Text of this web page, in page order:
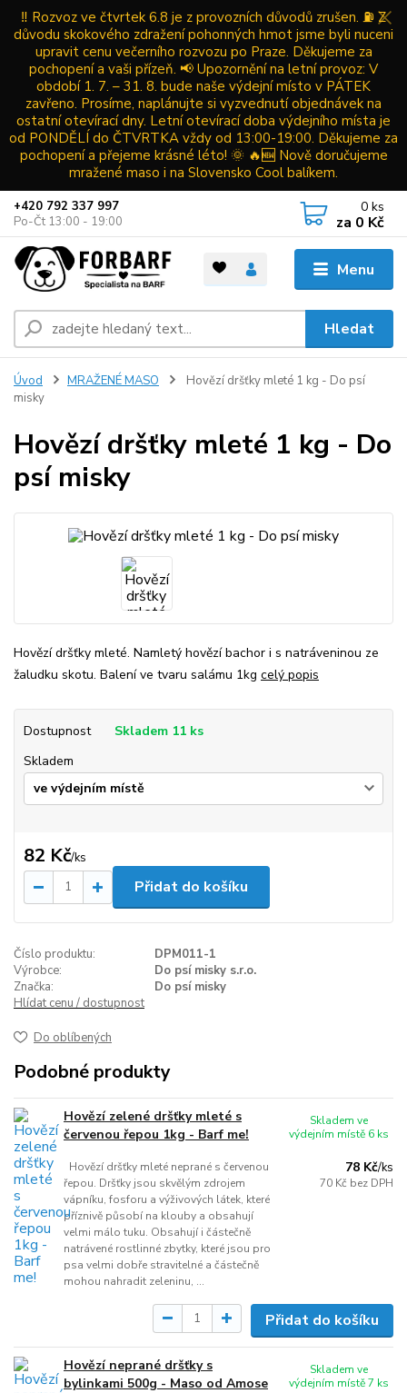
‼️ Rozvoz ve čtvrtek 6.8 je z provozních důvodů zrušen. ⛽ Z
důvodu skokového zdražení pohonných hmot jsme byli nuceni
upravit cenu večerního rozvozu po Praze. Děkujeme za
pochopení a vaši přízeň. 📢 Upozornění na letní provoz: V
období 1. 7. – 31. 8. bude naše výdejní místo v PÁTEK
zavřeno. Prosíme, naplánujte si vyzvednutí objednávek na
ostatní otevírací dny. Letní otevírací doba výdejního místa je
od PONDĚLÍ do ČTVRTKA vždy od 13:00-19:00. Děkujeme za
pochopení a přejeme krásné léto! 🌞 🔥🆕 Nově doručujeme
mražené maso i na Slovensko Cool balíkem.
Menu
Hledat
+420 792 337 997
Po-Čt 13:00 - 19:00
0 ks
za 0 Kč
Úvod MRAŽENÉ MASO
Hovězí dršťky mleté 1 kg - Do psí
misky
Hovězí dršťky mleté 1 kg - Do
psí misky
Hovězí dršťky mleté. Namletý hovězí bachor i s natráveninou ze
žaludku skotu. Balení ve tvaru salámu 1kg celý popis
Dostupnost
Skladem 11 ks
Skladem
82 Kč/ks
Přidat do košíku
Číslo produktu:
DPM011-1
Výrobce:
Do psí misky s.r.o.
Značka:
Do psí misky
Hlídat cenu / dostupnost
Do oblíbených
Podobné produkty
Hovězí zelené dršťky mleté s
červenou řepou 1kg - Barf me!
Hovězí dršťky mleté neprané s červenou
řepou. Dršťky jsou skvělým zdrojem
vápníku, fosforu a výživových látek, které
příznivě působí na klouby a obsahují
velmi málo tuku. Obsahují i částečně
natrávené rostlinné zbytky, které jsou pro
psa velmi dobře stravitelné a částečně
mohou nahradit zeleninu, ...
78 Kč/ks
70 Kč bez DPH
Skladem ve
výdejním místě 6 ks
Přidat do košíku
Hovězí neprané dršťky s
bylinkami 500g - Maso od Amose
Skladem ve
výdejním místě 7 ks